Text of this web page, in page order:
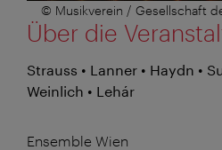
© Musikverein / Gesellschaft
Über die
Strauss • Lanner • Haydn •
Weinlich • Lehár
Ensemble Wien